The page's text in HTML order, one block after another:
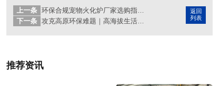
返回
列表
上一条
下一条
攻克高原环保难题｜高海拔生活垃圾焚烧炉，低温低氧环境依旧稳定达标
推荐资讯